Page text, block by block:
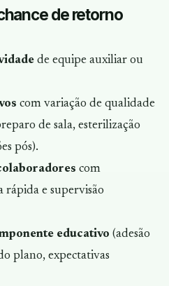
de retorno
de equipe auxiliar ou
com variação de qualidade
de sala, esterilização
pós).
com
rápida e supervisão
educativo (adesão
plano, expectativas